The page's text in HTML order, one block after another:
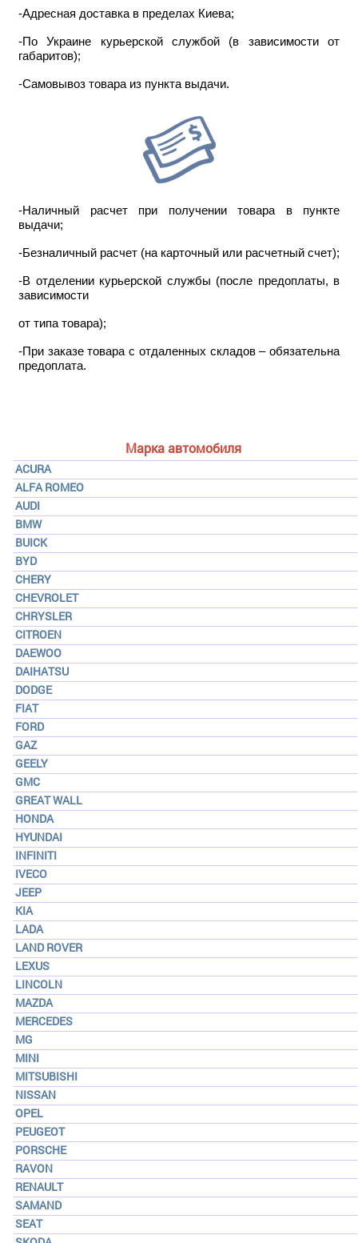
Марка автомобиля
ACURA
ALFA ROMEO
AUDI
BMW
BUICK
BYD
CHERY
CHEVROLET
CHRYSLER
CITROEN
DAEWOO
DAIHATSU
DODGE
FIAT
FORD
GAZ
GEELY
GMC
GREAT WALL
HONDA
HYUNDAI
INFINITI
IVECO
JEEP
KIA
LADA
LAND ROVER
LEXUS
LINCOLN
MAZDA
MERCEDES
MG
MINI
MITSUBISHI
NISSAN
OPEL
PEUGEOT
PORSCHE
RAVON
RENAULT
SAMAND
SEAT
-Адресная доставка в пределах Киева;
-По Украине курьерской службой (в зависимости от
габаритов);
-Самовывоз товара из пункта выдачи.
-Наличный расчет при получении товара в пункте
выдачи;
-Безналичный расчет (на карточный или расчетный счет);
-В отделении курьерской службы (после предоплаты, в
зависимости
от типа товара);
-При заказе товара с отдаленных складов – обязательна
предоплата.